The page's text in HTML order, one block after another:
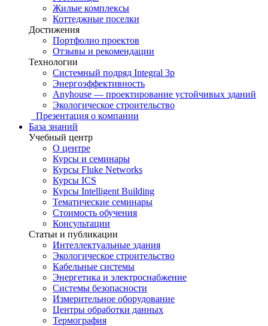
Жилые комплексы
Коттеджные поселки
Достижения
Портфолио проектов
Отзывы и рекомендации
Технологии
Системный подряд Integral 3p
Энергоэффективность
Anyhouse — проектирование устойчивых зданий
Экологическое строительство
Презентация о компании
База знаний
Учебный центр
О центре
Курсы и семинары
Курсы Fluke Networks
Курсы ICS
Курсы Intelligent Building
Тематические семинары
Стоимость обучения
Консультации
Статьи и публикации
Интеллектуальные здания
Экологическое строительство
Кабельные системы
Энергетика и электроснабжение
Системы безопасности
Измерительное оборудование
Центры обработки данных
Термография